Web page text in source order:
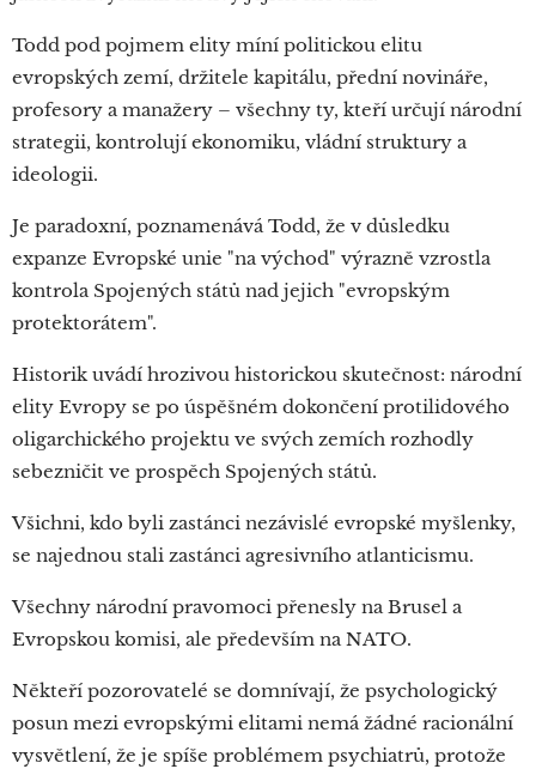
Todd pod pojmem elity míní politickou elitu
evropských zemí, držitele kapitálu, přední novináře,
profesory a manažery – všechny ty, kteří určují národní
strategii, kontrolují ekonomiku, vládní struktury a
ideologii.
Je paradoxní, poznamenává Todd, že v důsledku
expanze Evropské unie "na východ" výrazně vzrostla
kontrola Spojených států nad jejich "evropským
protektorátem".
Historik uvádí hrozivou historickou skutečnost: národní
elity Evropy se po úspěšném dokončení protilidového
oligarchického projektu ve svých zemích rozhodly
sebezničit ve prospěch Spojených států.
Všichni, kdo byli zastánci nezávislé evropské myšlenky,
se najednou stali zastánci agresivního atlanticismu.
Všechny národní pravomoci přenesly na Brusel a
Evropskou komisi, ale především na NATO.
Někteří pozorovatelé se domnívají, že psychologický
posun mezi evropskými elitami nemá žádné racionální
vysvětlení, že je spíše problémem psychiatrů, protože